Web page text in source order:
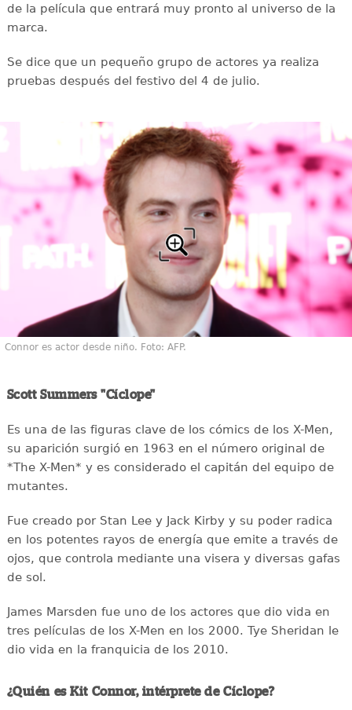
de la película que entrará muy pronto al universo de la
marca.
Se dice que un pequeño grupo de actores ya realiza
pruebas después del festivo del 4 de julio.
Connor es actor desde niño. Foto: AFP.
Scott Summers "Cíclope"
Es una de las figuras clave de los cómics de los X-Men,
su aparición surgió en 1963 en el número original de
*The X-Men* y es considerado el capitán del equipo de
mutantes.
Fue creado por Stan Lee y Jack Kirby y su poder radica
en los potentes rayos de energía que emite a través de
ojos, que controla mediante una visera y diversas gafas
de sol.
James Marsden fue uno de los actores que dio vida en
tres películas de los X-Men en los 2000. Tye Sheridan le
dio vida en la franquicia de los 2010.
¿Quién es Kit Connor, intérprete de Cíclope?